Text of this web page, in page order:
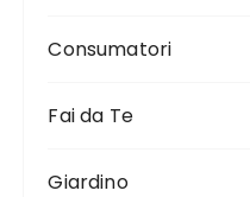
Consumatori
Fai da Te
Giardino